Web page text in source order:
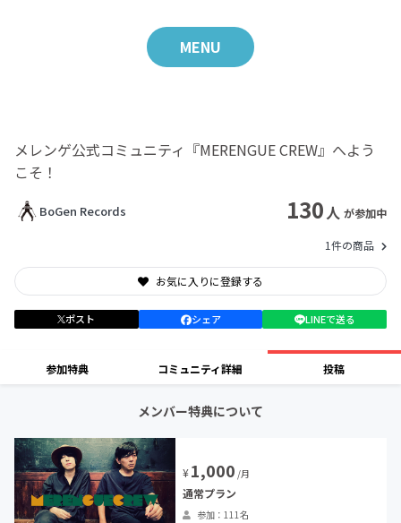
MENU
メレンゲ公式コミュニティ『MERENGUE CREW』へよう
こそ！
BoGen Records 130人 が参加中
1件の商品
お気に入りに登録する
ポスト シェア LINEで送る
参加特典 コミュニティ詳細 投稿
メンバー特典について
¥1,000 /月
通常プラン
参加：111名